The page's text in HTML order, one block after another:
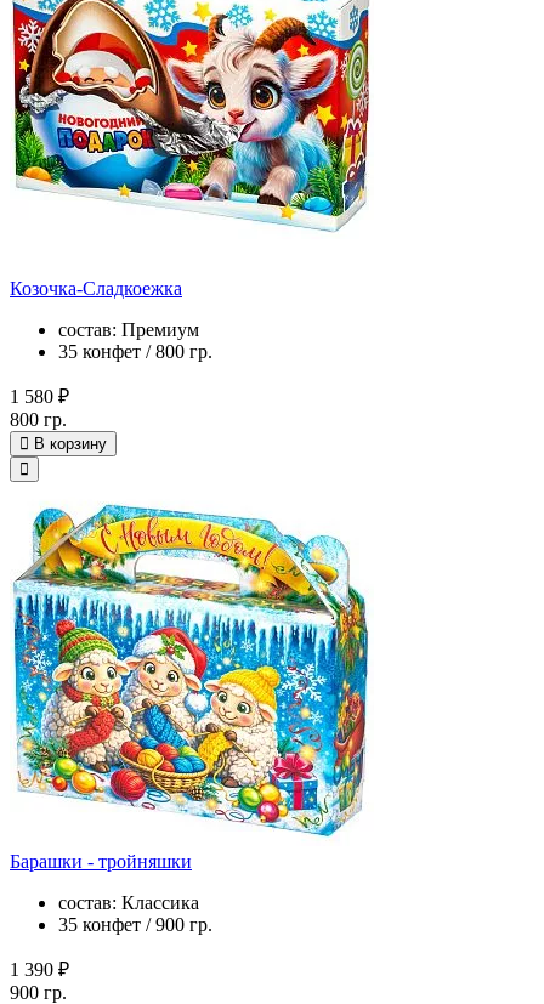
Козочка-Сладкоежка
состав: Премиум
35 конфет / 800 гр.
1 580 ₽
800 гр.
В корзину
Барашки - тройняшки
состав: Классика
35 конфет / 900 гр.
1 390 ₽
900 гр.